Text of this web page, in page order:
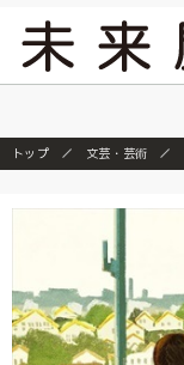
トップ 文芸・芸術